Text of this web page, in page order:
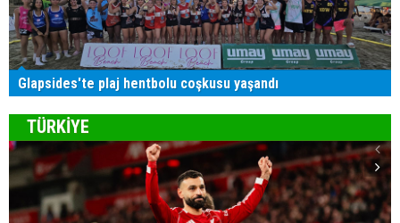
Glapsides'te plaj hentbolu coşkusu yaşandı
TÜRKİYE